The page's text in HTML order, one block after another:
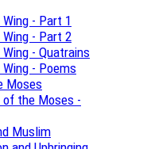
Wing - Part 1
Wing - Part 2
Wing - Quatrains
Wing - Poems
Moses
of the Moses -
Muslim